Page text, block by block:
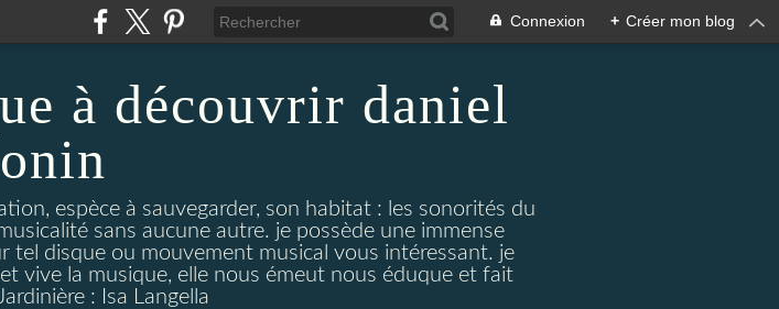
Connexion + Créer mon blog
à découvrir daniel
espèce à sauvegarder, son habitat : les sonorités du
sans aucune autre. je possède une immense
tel disque ou mouvement musical vous intéressant. je
vive la musique, elle nous émeut nous éduque et fait
: Isa Langella